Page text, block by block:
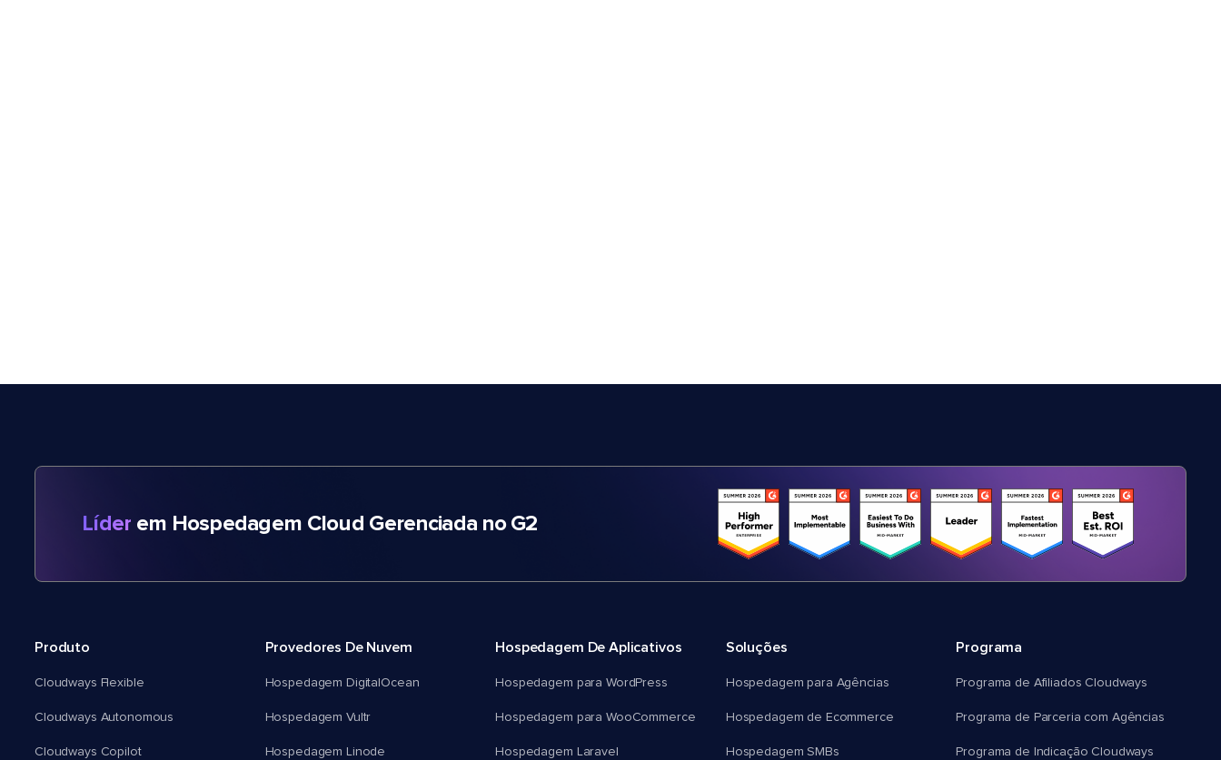
Líder em Hospedagem Cloud Gerenciada no G2
Produto
Cloudways Flexible
Cloudways Autonomous
Cloudways Copilot
Provedores De Nuvem
Hospedagem DigitalOcean
Hospedagem Vultr
Hospedagem Linode
Hospedagem De Aplicativos
Hospedagem para WordPress
Hospedagem para WooCommerce
Hospedagem Laravel
Soluções
Hospedagem para Agências
Hospedagem de Ecommerce
Hospedagem SMBs
Programa
Programa de Afiliados Cloudways
Programa de Parceria com Agências
Programa de Indicação Cloudways